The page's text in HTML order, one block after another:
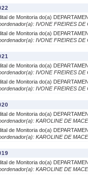
de Monitoria do(a)
IVONE FREIRES DE
de Monitoria do(a)
IVONE FREIRES DE
de Monitoria do(a)
IVONE FREIRES DE
de Monitoria do(a)
IVONE FREIRES DE
de Monitoria do(a)
KAROLINE DE
de Monitoria do(a)
KAROLINE DE
de Monitoria do(a)
KAROLINE DE